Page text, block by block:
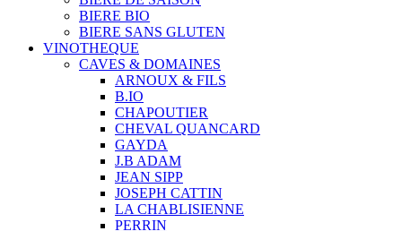
BIERE BIO
BIERE SANS GLUTEN
VINOTHEQUE
CAVES & DOMAINES
ARNOUX & FILS
B.IO
CHAPOUTIER
CHEVAL QUANCARD
GAYDA
J.B ADAM
JEAN SIPP
JOSEPH CATTIN
LA CHABLISIENNE
PERRIN